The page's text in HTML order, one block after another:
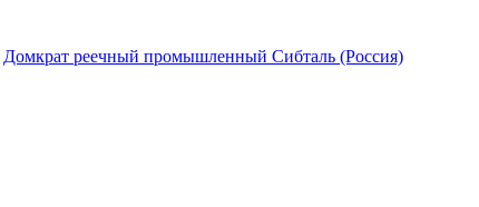
Домкрат реечный промышленный Сибталь (Россия)